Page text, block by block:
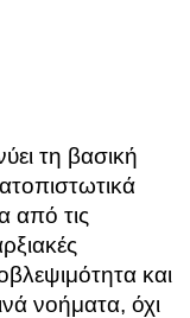
τη βασική
από τις
και
νοήματα, όχι